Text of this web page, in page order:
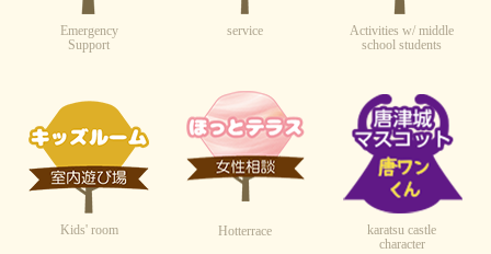
Emergency
Support
service
Activities w/ middle
school students
Kids' room Hotterrace
karatsu castle
character